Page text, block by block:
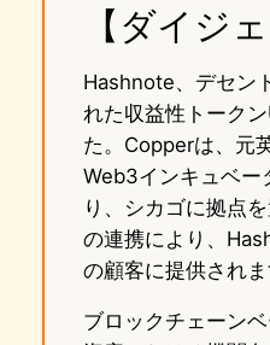
n
s
o
d
o
n
【ダイジ
Hashnote、デセン
れた収益性トーク
た。Copperは、元
Web3インキュベー
り、シカゴに拠点
の連携により、
の顧客に提供され
ブロックチェーン